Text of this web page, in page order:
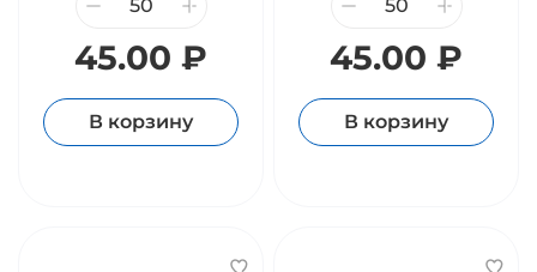
45.00 ₽
В корзину
45.00 ₽
В корзину